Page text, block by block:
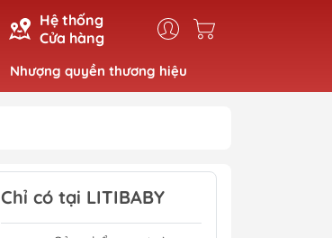
Hệ thống
Cửa hàng
Nhượng quyền thương hiệu
Chỉ có tại LITIBABY